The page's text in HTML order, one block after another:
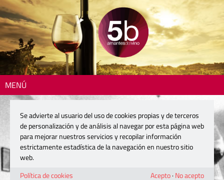
MENÚ
Se advierte al usuario del uso de cookies propias y de terceros
de personalización y de análisis al navegar por esta página web
para mejorar nuestros servicios y recopilar información
estrictamente estadística de la navegación en nuestro sitio
web.
Política de cookies
Acepto· No acepto